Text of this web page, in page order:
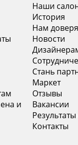
и
Наши
История
Нам
Новости
Стань
Маркет
Отзывы
Вакансии
Контакты